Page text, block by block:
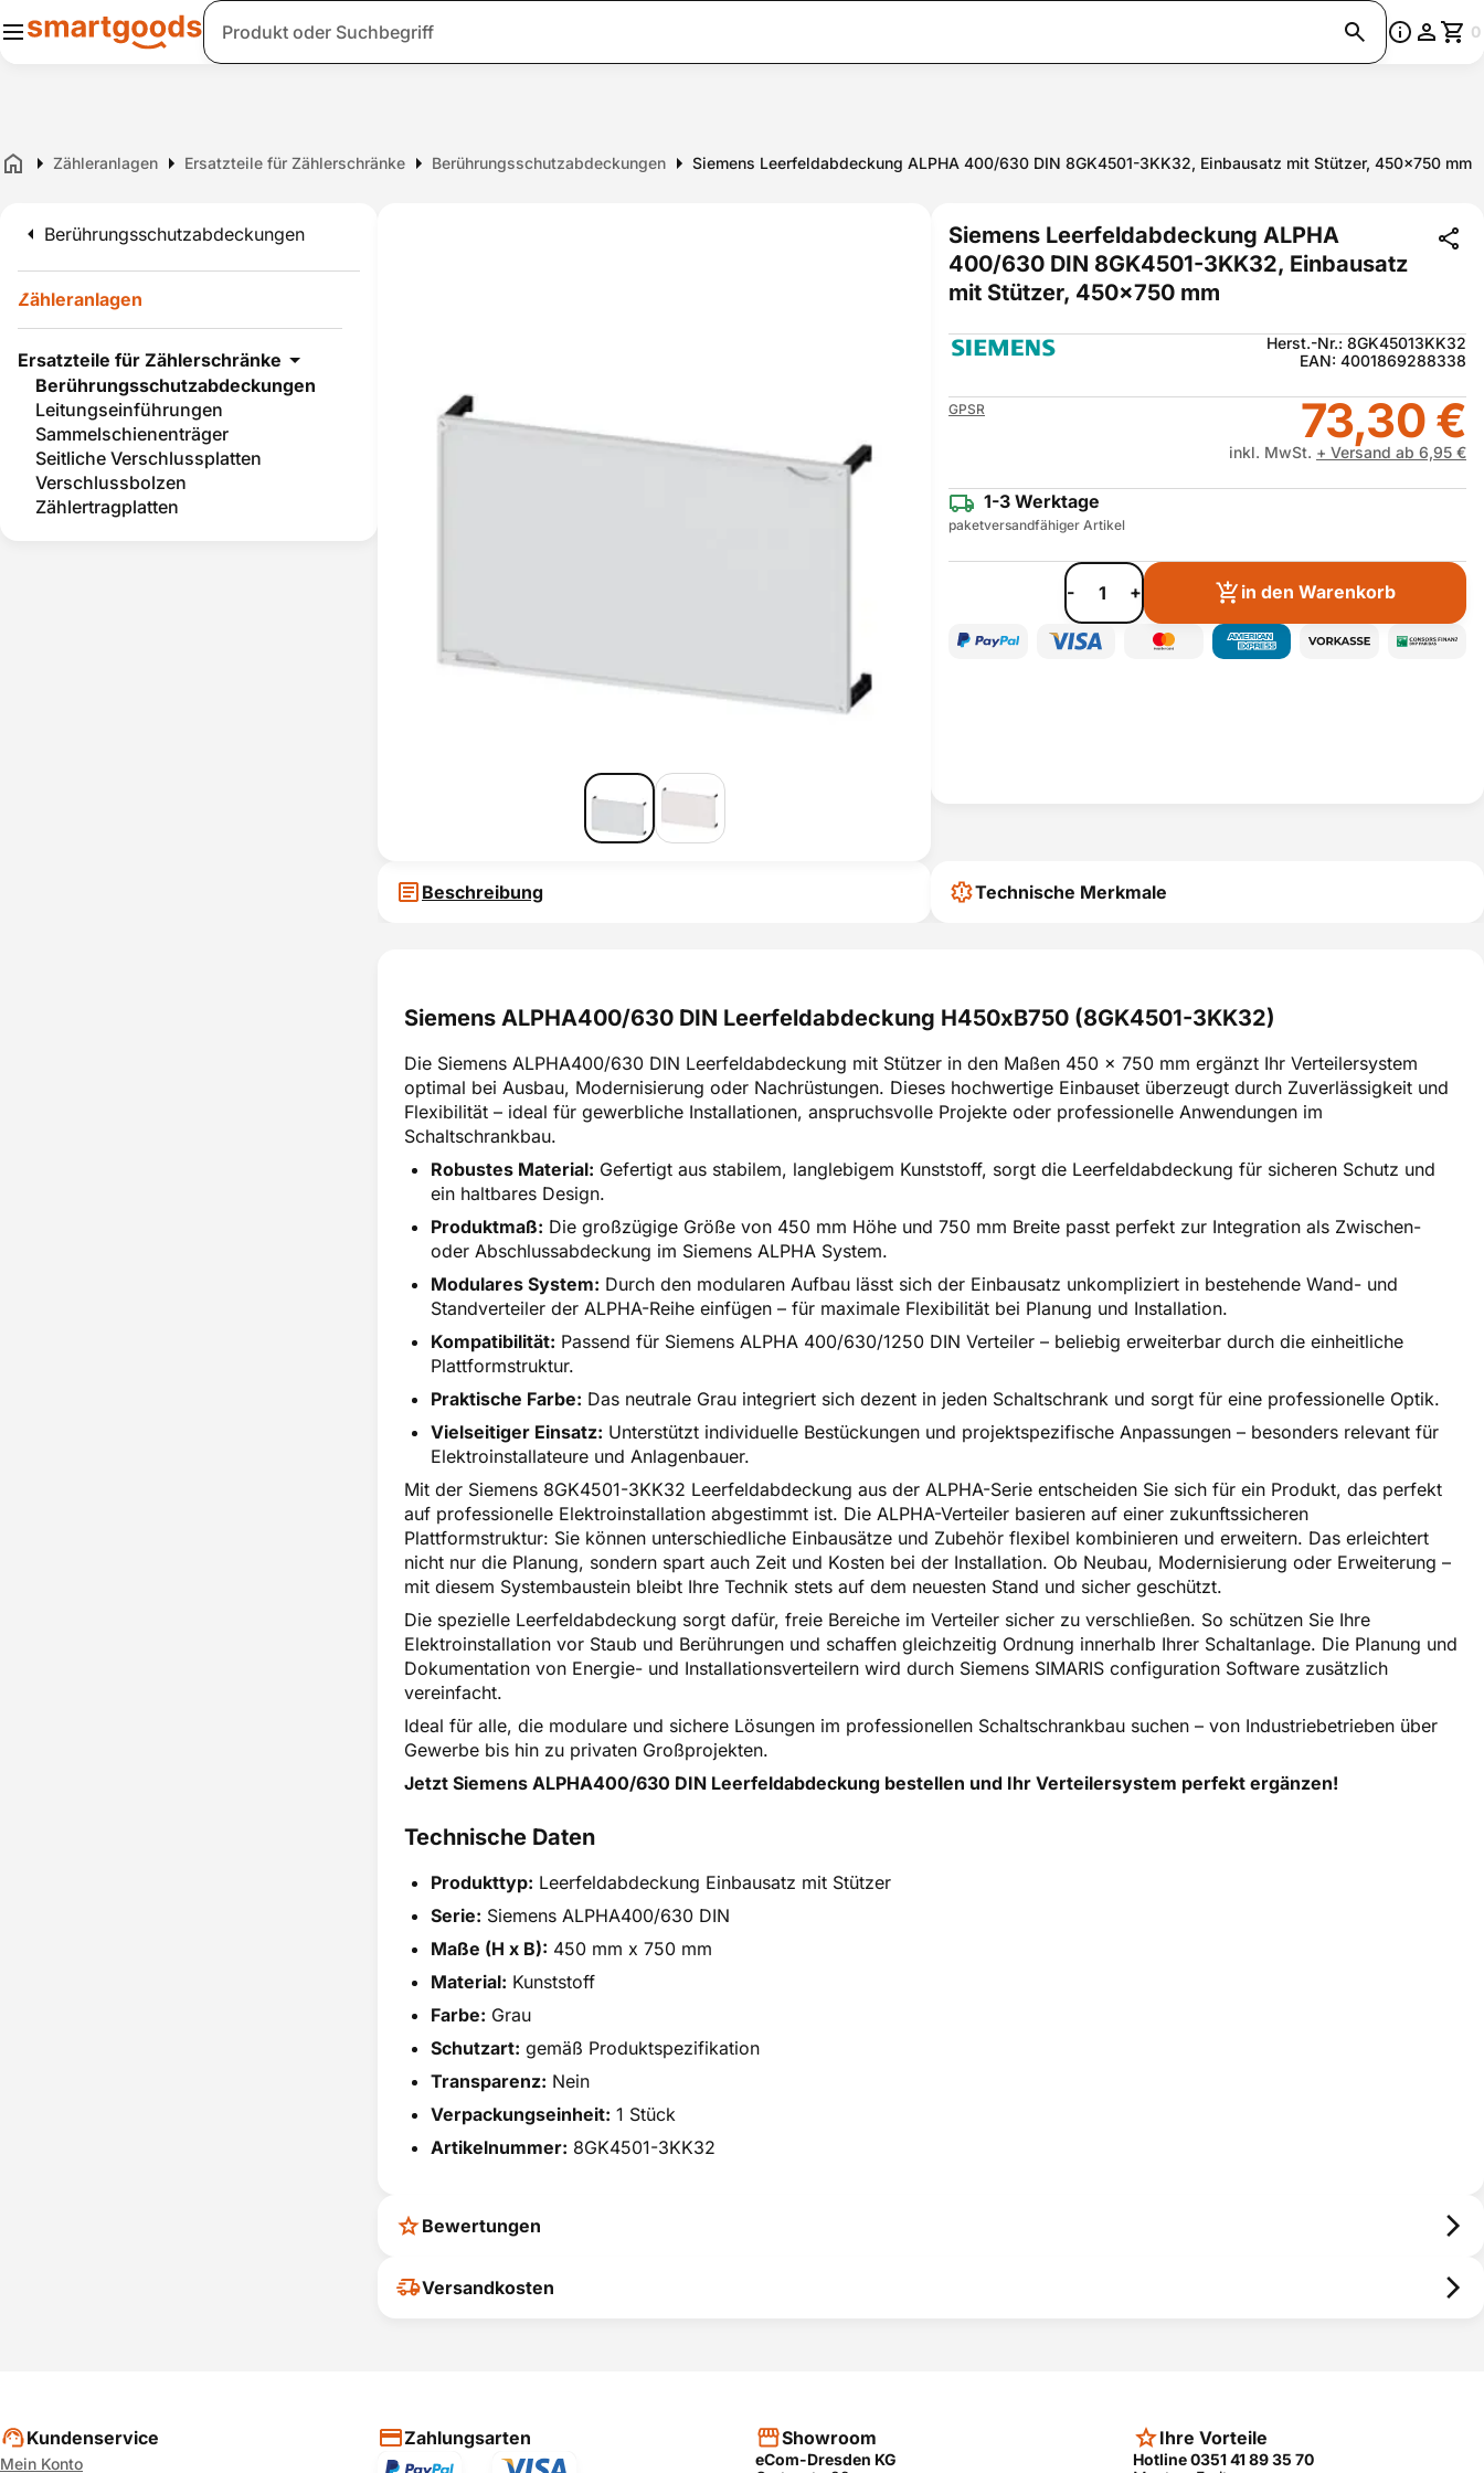
Suche 0
Home Zähleranlagen Ersatzteile für Zählerschränke Berührungsschutzabdeckungen Siemens Leerfeldabdeckung ALPHA 400/630 DIN 8GK4501-3KK32, Einbausatz mit Stützer, 450x750 mm
Berührungsschutzabdeckungen
Zähleranlagen
Ersatzteile für Zählerschränke
Berührungsschutzabdeckungen
Leitungseinführungen
Sammelschienenträger
Seitliche Verschlussplatten
Verschlussbolzen
Zählertragplatten
Siemens Leerfeldabdeckung ALPHA
400/630 DIN 8GK4501-3KK32, Einbausatz
mit Stützer, 450x750 mm
Herst.-Nr.: 8GK45013KK32
EAN: 4001869288338
GPSR 73,30 €
inkl. MwSt. + Versand ab 6,95 €
1-3 Werktage
paketversandfähiger Artikel
- + in den Warenkorb
Beschreibung Technische Merkmale
Siemens ALPHA400/630 DIN Leerfeldabdeckung H450xB750 (8GK4501-3KK32)
Die Siemens ALPHA400/630 DIN Leerfeldabdeckung mit Stützer in den Maßen 450 x 750 mm ergänzt Ihr Verteilersystem
optimal bei Ausbau, Modernisierung oder Nachrüstungen. Dieses hochwertige Einbauset überzeugt durch Zuverlässigkeit und
Flexibilität – ideal für gewerbliche Installationen, anspruchsvolle Projekte oder professionelle Anwendungen im
Schaltschrankbau.
Robustes Material: Gefertigt aus stabilem, langlebigem Kunststoff, sorgt die Leerfeldabdeckung für sicheren Schutz und
ein haltbares Design.
Produktmaß: Die großzügige Größe von 450 mm Höhe und 750 mm Breite passt perfekt zur Integration als Zwischen-
oder Abschlussabdeckung im Siemens ALPHA System.
Modulares System: Durch den modularen Aufbau lässt sich der Einbausatz unkompliziert in bestehende Wand- und
Standverteiler der ALPHA-Reihe einfügen – für maximale Flexibilität bei Planung und Installation.
Kompatibilität: Passend für Siemens ALPHA 400/630/1250 DIN Verteiler – beliebig erweiterbar durch die einheitliche
Plattformstruktur.
Praktische Farbe: Das neutrale Grau integriert sich dezent in jeden Schaltschrank und sorgt für eine professionelle Optik.
Vielseitiger Einsatz: Unterstützt individuelle Bestückungen und projektspezifische Anpassungen – besonders relevant für
Elektroinstallateure und Anlagenbauer.
Mit der Siemens 8GK4501-3KK32 Leerfeldabdeckung aus der ALPHA-Serie entscheiden Sie sich für ein Produkt, das perfekt
auf professionelle Elektroinstallation abgestimmt ist. Die ALPHA-Verteiler basieren auf einer zukunftssicheren
Plattformstruktur: Sie können unterschiedliche Einbausätze und Zubehör flexibel kombinieren und erweitern. Das erleichtert
nicht nur die Planung, sondern spart auch Zeit und Kosten bei der Installation. Ob Neubau, Modernisierung oder Erweiterung –
mit diesem Systembaustein bleibt Ihre Technik stets auf dem neuesten Stand und sicher geschützt.
Die spezielle Leerfeldabdeckung sorgt dafür, freie Bereiche im Verteiler sicher zu verschließen. So schützen Sie Ihre
Elektroinstallation vor Staub und Berührungen und schaffen gleichzeitig Ordnung innerhalb Ihrer Schaltanlage. Die Planung und
Dokumentation von Energie- und Installationsverteilern wird durch Siemens SIMARIS configuration Software zusätzlich
vereinfacht.
Ideal für alle, die modulare und sichere Lösungen im professionellen Schaltschrankbau suchen – von Industriebetrieben über
Gewerbe bis hin zu privaten Großprojekten.
Jetzt Siemens ALPHA400/630 DIN Leerfeldabdeckung bestellen und Ihr Verteilersystem perfekt ergänzen!
Technische Daten
Produkttyp: Leerfeldabdeckung Einbausatz mit Stützer
Serie: Siemens ALPHA400/630 DIN
Maße (H x B): 450 mm x 750 mm
Material: Kunststoff
Farbe: Grau
Schutzart: gemäß Produktspezifikation
Transparenz: Nein
Verpackungseinheit: 1 Stück
Artikelnummer: 8GK4501-3KK32
Bewertungen
Ihr Feedback hilft uns, uns ständig zu
Versandkosten
Kundenservice
Mein Konto
Zahlungsarten Showroom
eCom-Dresden KG
Ihre Vorteile
Hotline 0351 41 89 35 70